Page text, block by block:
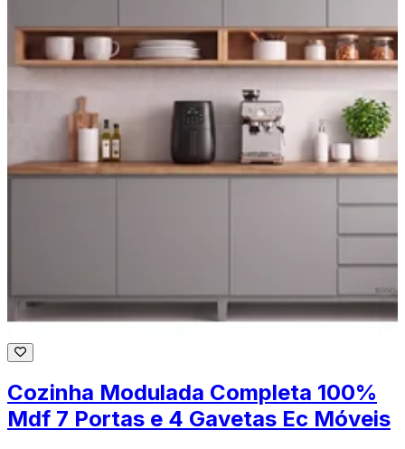
Cozinha Modulada Completa 100%
Mdf 7 Portas e 4 Gavetas Ec Móveis